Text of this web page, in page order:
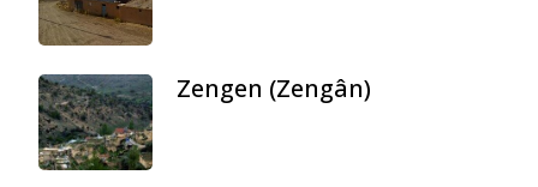
Zengen (Zengân)